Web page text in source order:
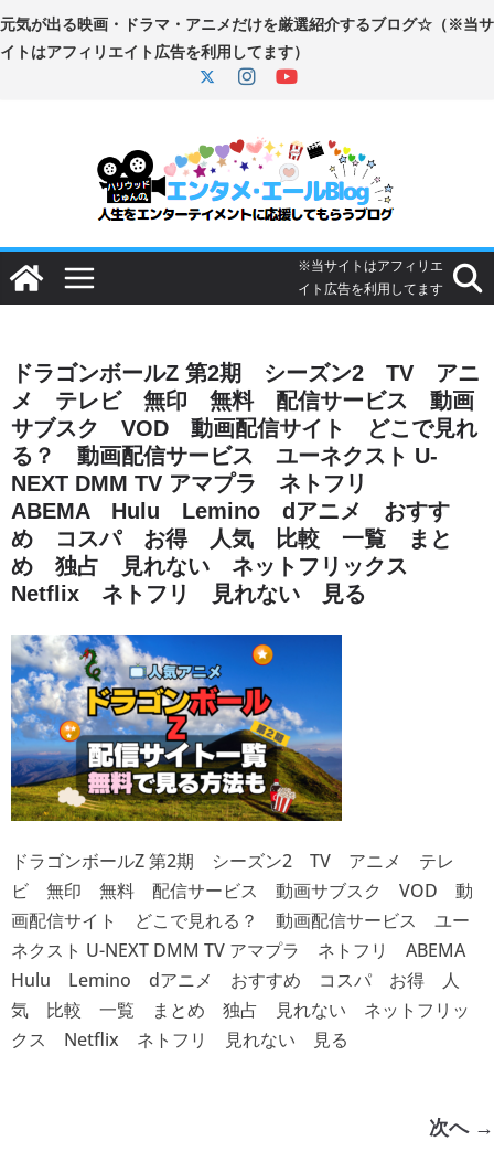
コ
ン
プ
ドラゴンボールZ 第2期 シーズン2 TV アニ
メ テレビ 無印 無料 配信サービス 動画
サブスク VOD 動画配信サイト どこで見れ
る？ 動画配信サービス ユーネクスト U-
NEXT DMM TV アマプラ ネトフリ
ABEMA Hulu Lemino dアニメ おすす
め コスパ お得 人気 比較 一覧 まと
め 独占 見れない ネットフリックス
Netflix ネトフリ 見れない 見る
ドラゴンボールZ 第2期 シーズン2 TV アニメ テレ
ビ 無印 無料 配信サービス 動画サブスク VOD 動
画配信サイト どこで見れる？ 動画配信サービス ユー
ネクスト U-NEXT DMM TV アマプラ ネトフリ ABEMA
Hulu Lemino dアニメ おすすめ コスパ お得 人
気 比較 一覧 まとめ 独占 見れない ネットフリッ
クス Netflix ネトフリ 見れない 見る
次へ →